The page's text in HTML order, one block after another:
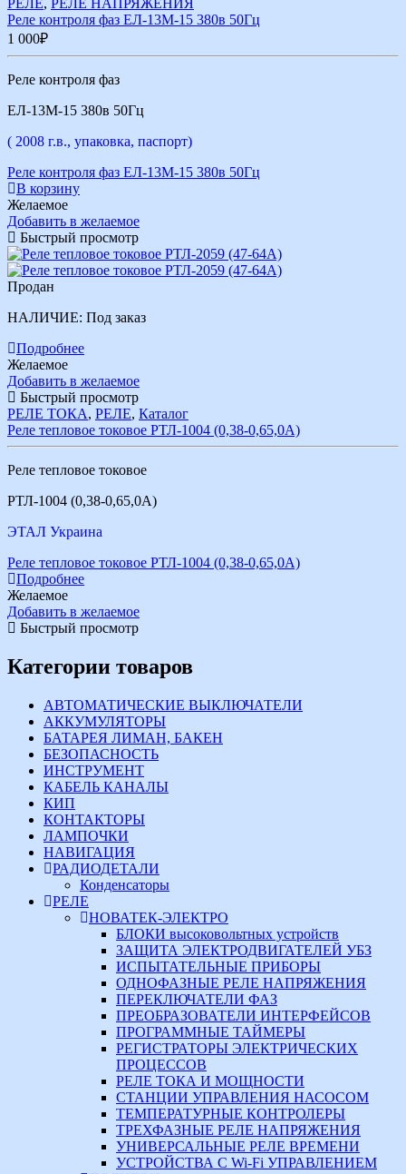
РЕЛЕ, РЕЛЕ НАПРЯЖЕНИЯ
Реле контроля фаз ЕЛ-13М-15 380в 50Гц
1 000₽
Реле контроля фаз
ЕЛ-13М-15 380в 50Гц
( 2008 г.в., упаковка, паспорт)
Реле контроля фаз ЕЛ-13М-15 380в 50Гц
В корзину
Желаемое
Добавить в желаемое
Быстрый просмотр
Продан
НАЛИЧИЕ: Под заказ
Подробнее
Желаемое
Добавить в желаемое
Быстрый просмотр
РЕЛЕ ТОКА, РЕЛЕ, Каталог
Реле тепловое токовое РТЛ-1004 (0,38-0,65,0А)
Реле тепловое токовое
РТЛ-1004 (0,38-0,65,0А)
ЭТАЛ Украина
Реле тепловое токовое РТЛ-1004 (0,38-0,65,0А)
Подробнее
Желаемое
Добавить в желаемое
Быстрый просмотр
Категории товаров
АВТОМАТИЧЕСКИЕ ВЫКЛЮЧАТЕЛИ
АККУМУЛЯТОРЫ
БАТАРЕЯ ЛИМАН, БАКЕН
БЕЗОПАСНОСТЬ
ИНСТРУМЕНТ
КАБЕЛЬ КАНАЛЫ
КИП
КОНТАКТОРЫ
ЛАМПОЧКИ
НАВИГАЦИЯ
РАДИОДЕТАЛИ
Конденсаторы
РЕЛЕ
НОВАТЕК-ЭЛЕКТРО
БЛОКИ высоковольтных устройств
ЗАЩИТА ЭЛЕКТРОДВИГАТЕЛЕЙ УБЗ
ИСПЫТАТЕЛЬНЫЕ ПРИБОРЫ
ОДНОФАЗНЫЕ РЕЛЕ НАПРЯЖЕНИЯ
ПЕРЕКЛЮЧАТЕЛИ ФАЗ
ПРЕОБРАЗОВАТЕЛИ ИНТЕРФЕЙСОВ
ПРОГРАММНЫЕ ТАЙМЕРЫ
РЕГИСТРАТОРЫ ЭЛЕКТРИЧЕСКИХ
ПРОЦЕССОВ
РЕЛЕ ТОКА И МОЩНОСТИ
СТАНЦИИ УПРАВЛЕНИЯ НАСОСОМ
ТЕМПЕРАТУРНЫЕ КОНТРОЛЕРЫ
ТРЕХФАЗНЫЕ РЕЛЕ НАПРЯЖЕНИЯ
УНИВЕРСАЛЬНЫЕ РЕЛЕ ВРЕМЕНИ
УСТРОЙСТВА С Wi-Fi УПРАВЛЕНИЕМ